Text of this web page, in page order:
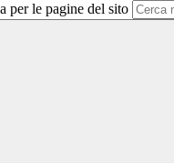
per le pagine del sito